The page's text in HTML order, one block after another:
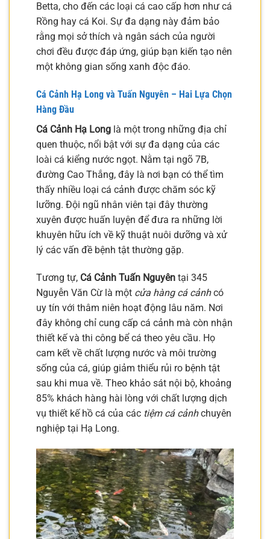
Betta, cho đến các loại cá cao cấp hơn như cá
Rồng hay cá Koi. Sự đa dạng này đảm bảo
rằng mọi sở thích và ngân sách của người
chơi đều được đáp ứng, giúp bạn kiến tạo nên
một không gian sống xanh độc đáo.
Cá Cảnh Hạ Long và Tuấn Nguyên – Hai Lựa Chọn
Hàng Đầu
Cá Cảnh Hạ Long là một trong những địa chỉ
quen thuộc, nổi bật với sự đa dạng của các
loài cá kiểng nước ngọt. Nằm tại ngõ 7B,
đường Cao Thắng, đây là nơi bạn có thể tìm
thấy nhiều loại cá cảnh được chăm sóc kỹ
lưỡng. Đội ngũ nhân viên tại đây thường
xuyên được huấn luyện để đưa ra những lời
khuyên hữu ích về kỹ thuật nuôi dưỡng và xử
lý các vấn đề bệnh tật thường gặp.
Tương tự, Cá Cảnh Tuấn Nguyên tại 345
Nguyễn Văn Cừ là một cửa hàng cá cảnhcó
uy tín với thâm niên hoạt động lâu năm. Nơi
đây không chỉ cung cấp cá cảnh mà còn nhận
thiết kế và thi công bể cá theo yêu cầu. Họ
cam kết về chất lượng nước và môi trường
sống của cá, giúp giảm thiểu rủi ro bệnh tật
sau khi mua về. Theo khảo sát nội bộ, khoảng
85% khách hàng hài lòng với chất lượng dịch
vụ thiết kế hồ cá của các tiệm cá cảnhchuyên
nghiệp tại Hạ Long.